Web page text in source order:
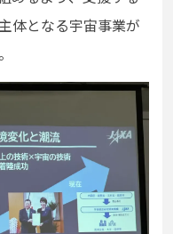
体となる宇宙事業が